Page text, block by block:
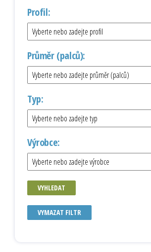
Profil:
Průměr (palců):
Typ:
Výrobce:
VYHLEDAT
VYMAZAT FILTR